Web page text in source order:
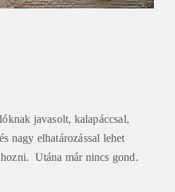
javasolt, kalapáccsal,
nagy elhatározással lehet
Utána már nincs gond.